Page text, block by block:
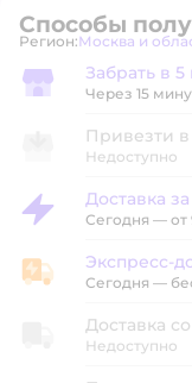
Способы
Регион:Москва и
Забрать в магазине
Забрать в 5
Через 15
Привезти
Недоступно
Доставка за 2 часа
Доставка
Сегодня — от
Экспресс-доставка
Экспресс-
Сегодня —
Доставка
Недоступно